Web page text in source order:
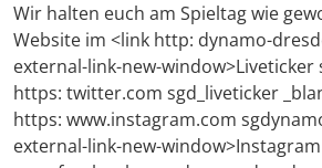
Wir halten euch am Spieltag wie
Website im <link http: dynamo-
external-link-new-window>Liveticker
https: twitter.com sgd_liveticker
https: www.instagram.com
external-link-new-